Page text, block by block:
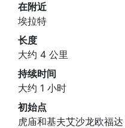
在附近
埃拉特
长度
大约 4 公里
持续时间
大约 1 小时
初始点
虎庙和基夫艾沙龙欧福